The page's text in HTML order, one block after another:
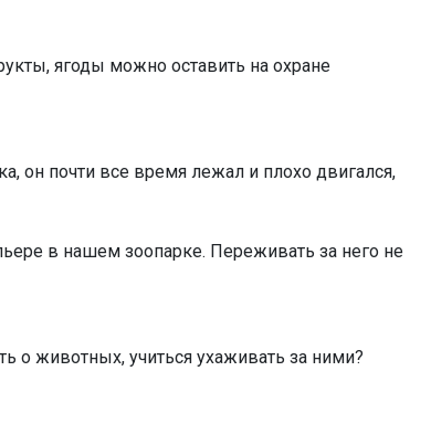
ягоды можно оставить на охране
он почти все время лежал и плохо двигался,
в нашем зоопарке. Переживать за него не
о животных, учиться ухаживать за ними?